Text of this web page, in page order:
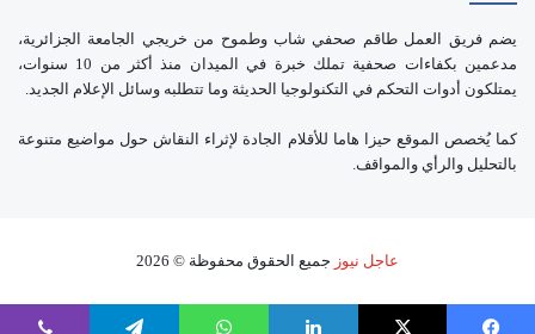
يضم فريق العمل طاقم صحفي شاب وطموح من خريجي الجامعة الجزائرية،
مدعمين بكفاءات صحفية تملك خبرة في الميدان منذ أكثر من 10 سنوات،
يمتلكون أدوات التحكم في التكنولوجيا الحديثة وما تتطلبه وسائل الإعلام الجديد.
كما يُخصص الموقع حيزا هاما للأقلام الجادة لإثراء النقاش حول مواضيع متنوعة
بالتحليل والرأي والمواقف.
عاجل نيوز جميع الحقوق محفوظة © 2026